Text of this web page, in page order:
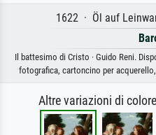
1622 · Öl auf
Il battesimo di Cristo · Guido Reni.
fotografica, cartoncino per
Altre variazioni di